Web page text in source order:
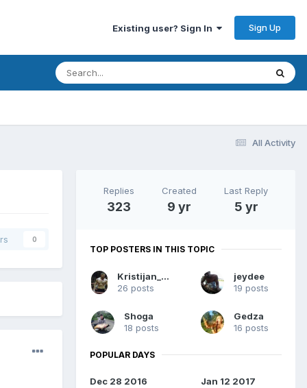
Existing user? Sign In Sign Up
All Activity
0
Replies
323
Created
9 yr
Last Reply
5 yr
TOP POSTERS IN THIS TOPIC
Kristijan_Sombor
26 posts
jeydee
19 posts
Shoga
18 posts
Gedza
16 posts
POPULAR DAYS
Dec 28 2016
Jan 12 2017